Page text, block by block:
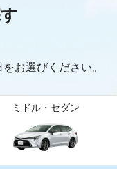
お選びください。
ミドル・セダン